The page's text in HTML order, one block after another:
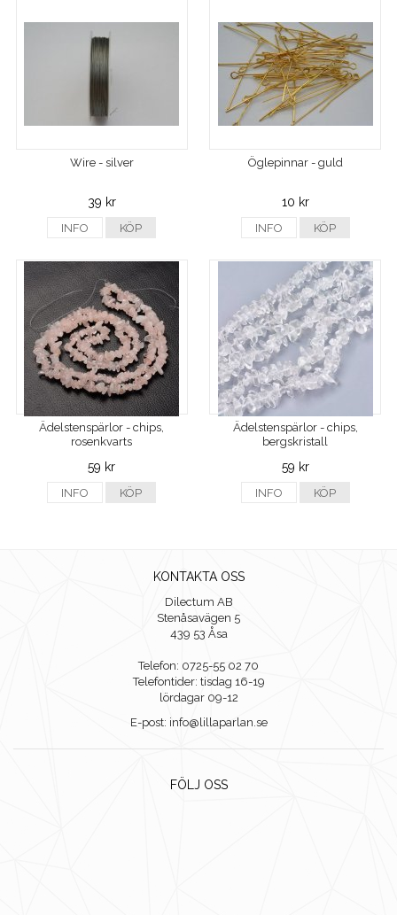
Wire - silver
39 kr
INFO KÖP
Öglepinnar - guld
10 kr
INFO KÖP
Ädelstenspärlor - chips,
rosenkvarts
59 kr
INFO KÖP
Ädelstenspärlor - chips,
bergskristall
59 kr
INFO KÖP
KONTAKTA OSS
Dilectum AB
Stenåsavägen 5
439 53 Åsa
Telefon: 0725-55 02 70
Telefontider: tisdag 16-19
lördagar 09-12
E-post: info@lillaparlan.se
FÖLJ OSS